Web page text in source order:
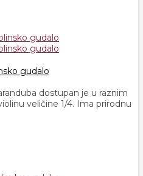
gudalo
dostupan je u raznim
veličine 1/4. Ima prirodnu